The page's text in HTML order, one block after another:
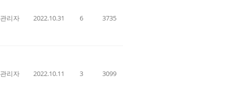
(2)
관리자 2022.10.31 6 3735
관리자 2022.10.11 3 3099